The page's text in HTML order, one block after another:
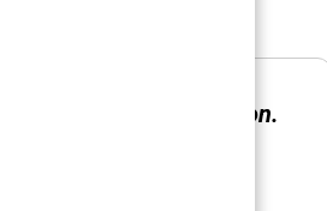
but we rarely take action.